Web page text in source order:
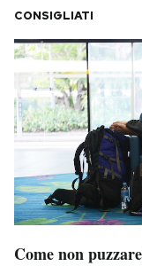
AREA
Area Personale
Newsletter
Notifiche
Regala il Post
Hai bisogno di
Esci
CONSIGLIATI
Come non